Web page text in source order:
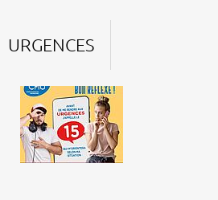
URGENCES